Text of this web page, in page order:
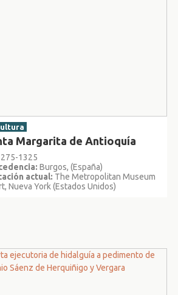
Margarita de Antioquía
1325
Burgos, (España)
actual: The Metropolitan Museum
Nueva York (Estados Unidos)